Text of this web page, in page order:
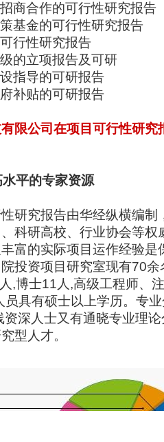
商合作的可行性研究报告
基金的可行性研究报告
行性研究报告
的立项报告及可研
指导的可研报告
补贴的可研报告
限公司在项目可行性研究
平的专家资源
究报告由华经纵横编制
科研高校、行业协会等权
富的实际项目运作经验是
投资项目研究室现有70
,博士11人,高级工程师、
员具有硕士以上学历。专
资深人士又有通晓专业理
型人才。